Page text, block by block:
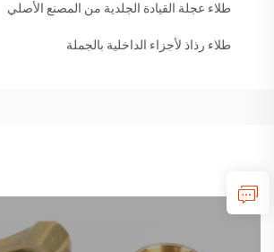
طلاء عجلة القيادة الجلدية من المصنع الأصلي
طلاء رذاذ لأجزاء الداخلية بالجملة